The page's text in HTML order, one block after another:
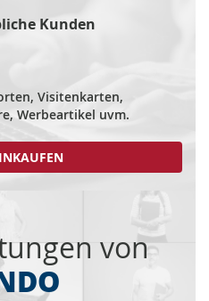
Kunden
Visitenkarten,
Werbeartikel uvm.
von